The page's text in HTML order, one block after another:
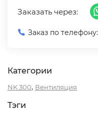
Заказать через:
Заказ по телефону:
Категории
NK 300, Вентиляция
Тэги